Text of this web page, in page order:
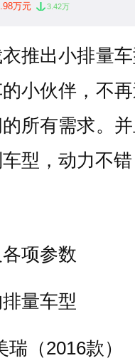
万元 3.42万
推出小排量
小伙伴，不
所有需求。
型，动力不
项参数
量车型
（2016款）